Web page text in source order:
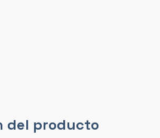
del producto